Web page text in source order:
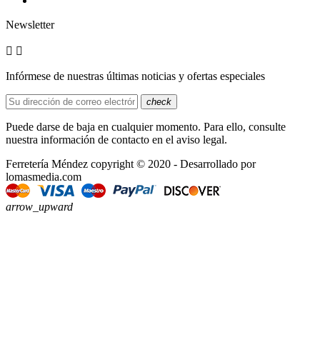
Newsletter
 
Infórmese de nuestras últimas noticias y ofertas especiales
check
Puede darse de baja en cualquier momento. Para ello, consulte
nuestra información de contacto en el aviso legal.
Ferretería Méndez copyright © 2020 - Desarrollado por
lomasmedia.com
arrow_upward